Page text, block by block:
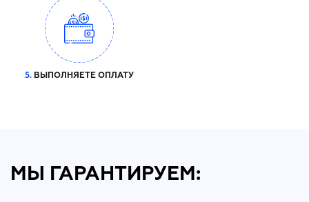
5. ВЫПОЛНЯЕТЕ ОПЛАТУ
МЫ ГАРАНТИРУЕМ: